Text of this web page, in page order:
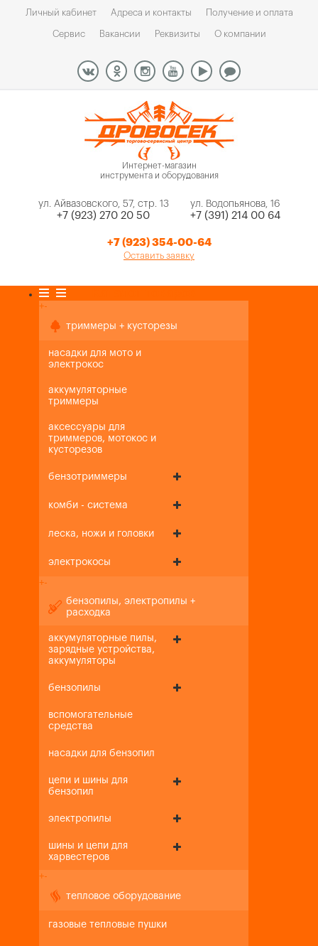
Личный кабинет Адреса и контакты Получение и оплата
Сервис Вакансии Реквизиты О компании
Интернет-магазин
инструмента и оборудования
ул. Айвазовского, 57, стр. 13
+7 (923) 270 20 50
ул. Водопьянова, 16
+7 (391) 214 00 64
+7 (923) 354-00-64
Оставить заявку
+-
триммеры + кусторезы
насадки для мото и
электрокос
аккумуляторные
триммеры
аксессуары для
триммеров, мотокос и
кусторезов
бензотриммеры
комби - система
леска, ножи и головки
электрокосы
+-
бензопилы, электропилы +
расходка
аккумуляторные пилы,
зарядные устройства,
аккумуляторы
бензопилы
вспомогательные
средства
насадки для бензопил
цепи и шины для
бензопил
электропилы
шины и цепи для
харвестеров
+-
тепловое оборудование
газовые тепловые пушки